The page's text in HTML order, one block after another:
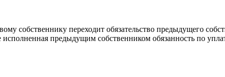
собственнику переходит обязательство предыдущего
предыдущим собственником обязанность по